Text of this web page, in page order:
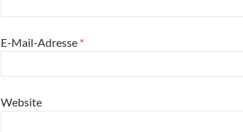
E-Mail-Adresse *
Website